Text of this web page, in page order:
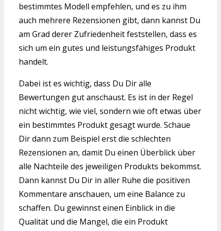
bestimmtes Modell empfehlen, und es zu ihm
auch mehrere Rezensionen gibt, dann kannst Du
am Grad derer Zufriedenheit feststellen, dass es
sich um ein gutes und leistungsfähiges Produkt
handelt.
Dabei ist es wichtig, dass Du Dir alle
Bewertungen gut anschaust. Es ist in der Regel
nicht wichtig, wie viel, sondern wie oft etwas über
ein bestimmtes Produkt gesagt wurde. Schaue
Dir dann zum Beispiel erst die schlechten
Rezensionen an, damit Du einen Überblick über
alle Nachteile des jeweiligen Produkts bekommst.
Dann kannst Du Dir in aller Ruhe die positiven
Kommentare anschauen, um eine Balance zu
schaffen. Du gewinnst einen Einblick in die
Qualität und die Mangel, die ein Produkt